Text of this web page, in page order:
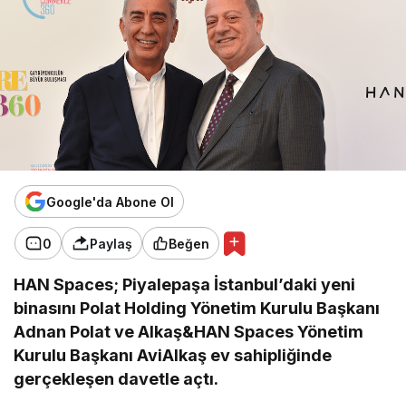
Google'da Abone Ol
0 Paylaş Beğen
HAN Spaces; Piyalepaşa İstanbul’daki yeni
binasını Polat Holding Yönetim Kurulu Başkanı
Adnan Polat ve Alkaş&HAN Spaces Yönetim
Kurulu Başkanı AviAlkaş ev sahipliğinde
gerçekleşen davetle açtı.